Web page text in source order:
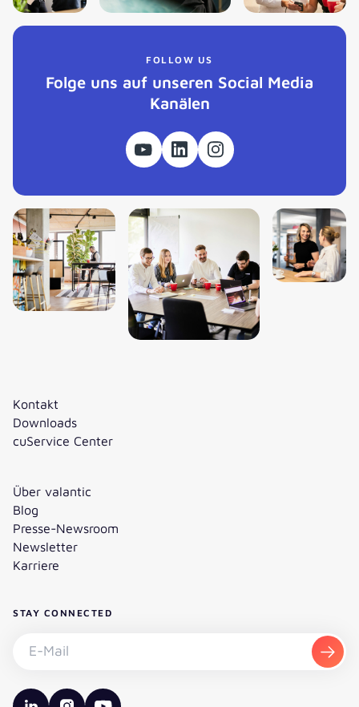
FOLLOW US
Folge uns auf unseren Social Media
Kanälen
Kontakt
Downloads
cuService Center
Über valantic
Blog
Presse-Newsroom
Newsletter
Karriere
STAY CONNECTED